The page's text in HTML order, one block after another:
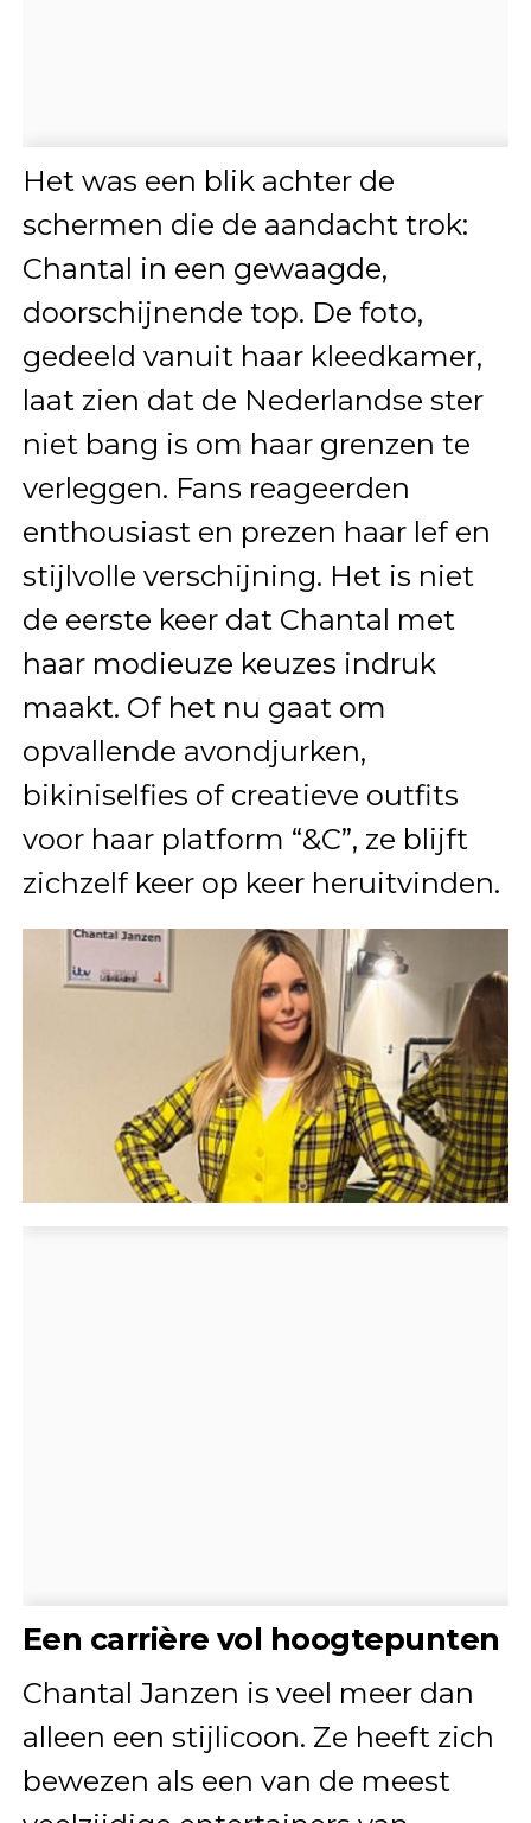
Het was een blik achter de
schermen die de aandacht trok:
Chantal in een gewaagde,
doorschijnende top. De foto,
gedeeld vanuit haar kleedkamer,
laat zien dat de Nederlandse ster
niet bang is om haar grenzen te
verleggen. Fans reageerden
enthousiast en prezen haar lef en
stijlvolle verschijning. Het is niet
de eerste keer dat Chantal met
haar modieuze keuzes indruk
maakt. Of het nu gaat om
opvallende avondjurken,
bikiniselfies of creatieve outfits
voor haar platform “&C”, ze blijft
zichzelf keer op keer heruitvinden.
Een carrière vol hoogtepunten
Chantal Janzen is veel meer dan
alleen een stijlicoon. Ze heeft zich
bewezen als een van de meest